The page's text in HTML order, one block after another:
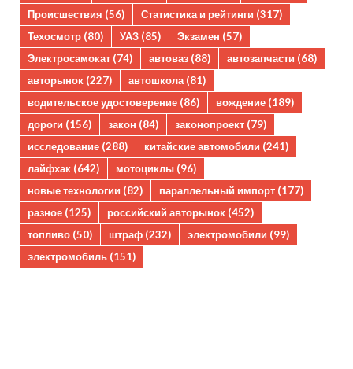
Происшествия (56) Статистика и рейтинги (317)
Техосмотр (80) УАЗ (85) Экзамен (57)
Электросамокат (74) автоваз (88) автозапчасти (68)
авторынок (227) автошкола(81)
водительское удостоверение (86) вождение (189)
дороги (156) закон (84) законопроект (79)
исследование (288) китайские автомобили (241)
лайфхак (642) мотоциклы (96)
новые технологии (82) параллельный импорт (177)
разное (125) российский авторынок (452)
топливо (50) штраф (232) электромобили (99)
электромобиль (151)